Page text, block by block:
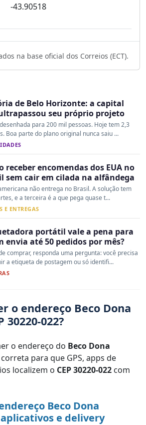
-43.90518
na base oficial dos Correios (ECT).
de Belo Horizonte: a capital
seu próprio projeto
para 200 mil pessoas. Hoje tem 2,3
Boa parte do plano original nunca saiu ...
receber encomendas dos EUA no
sem cair em cilada na alfândega
não entrega no Brasil. A solução tem
e a terceira é a que pega quase t...
E ENTREGAS
portátil vale a pena para
envia até 50 pedidos por mês?
comprar, responda uma pergunta: você precisa
a etiqueta de postagem ou só identifi...
o endereço Beco Dona
30220-022?
o endereço do Beco Dona
para que GPS, apps de
localizem o CEP 30220-022 com
Beco Dona
e delivery